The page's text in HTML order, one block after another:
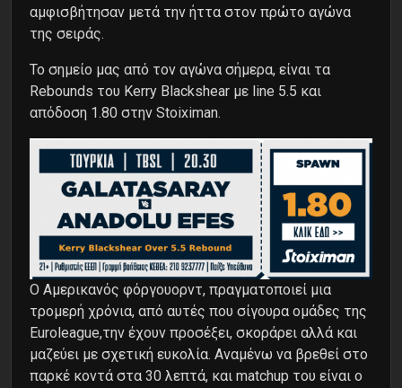
αμφισβήτησαν μετά την ήττα στον πρώτο αγώνα
της σειράς.
Το σημείο μας από τον αγώνα σήμερα, είναι τα
Rebounds του Kerry Blackshear με line 5.5 και
απόδοση 1.80 στην Stoiximan.
O Αμερικανός φόργουορντ, πραγματοποιεί μια
τρομερή χρόνια, από αυτές που σίγουρα ομάδες της
Euroleague,την έχουν προσέξει, σκοράρει αλλά και
μαζεύει με σχετική ευκολία. Αναμένω να βρεθεί στο
παρκέ κοντά στα 30 λεπτά, και matchup του είναι ο